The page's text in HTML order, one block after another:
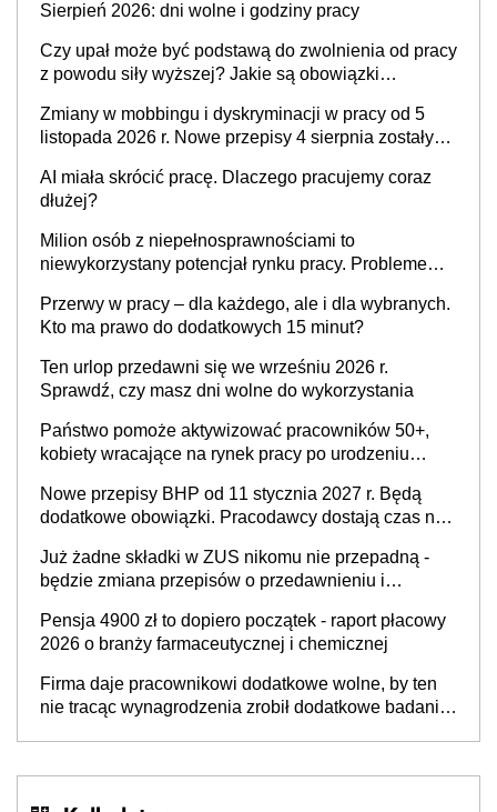
Sierpień 2026: dni wolne i godziny pracy
Czy upał może być podstawą do zwolnienia od pracy
z powodu siły wyższej? Jakie są obowiązki
Zmiany w mobbingu i dyskryminacji w pracy od 5
listopada 2026 r. Nowe przepisy 4 sierpnia zostały
AI miała skrócić pracę. Dlaczego pracujemy coraz
dłużej?
Milion osób z niepełnosprawnościami to
niewykorzystany potencjał rynku pracy. Problemem
refundacji, ale bariery po stronie systemu i
świadomości pracodawców [WYWIAD]
Przerwy w pracy – dla każdego, ale i dla wybranych.
Kto ma prawo do dodatkowych 15 minut?
Ten urlop przedawni się we wrześniu 2026 r.
Sprawdź, czy masz dni wolne do wykorzystania
Państwo pomoże aktywizować pracowników 50+,
kobiety wracające na rynek pracy po urodzeniu
neuroatypowe. Powstanie Fundusz na rzecz
Inkluzywności w Zatrudnianiu?
Nowe przepisy BHP od 11 stycznia 2027 r. Będą
dodatkowe obowiązki. Pracodawcy dostają czas na
Już żadne składki w ZUS nikomu nie przepadną -
będzie zmiana przepisów o przedawnieniu i
Pensja 4900 zł to dopiero początek - raport płacowy
2026 o branży farmaceutycznej i chemicznej
Firma daje pracownikowi dodatkowe wolne, by ten
nie tracąc wynagrodzenia zrobił dodatkowe badania.